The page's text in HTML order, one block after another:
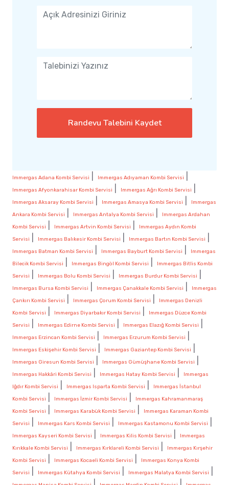
Randevu Talebini Kaydet
Immergas Adana Kombi Servisi Immergas Adıyaman Kombi Servisi
Immergas Afyonkarahisar Kombi Servisi Immergas Ağrı Kombi Servisi
Immergas Aksaray Kombi Servisi Immergas Amasya Kombi Servisi
Immergas
Ankara Kombi Servisi
Immergas Antalya Kombi Servisi
Immergas Ardahan
Kombi Servisi
Immergas Artvin Kombi Servisi
Immergas Aydın Kombi
Servisi
Immergas Balıkesir Kombi Servisi Immergas Bartın Kombi Servisi
Immergas Batman Kombi Servisi Immergas Bayburt Kombi Servisi
Immergas
Bilecik Kombi Servisi
Immergas Bingöl Kombi Servisi
Immergas Bitlis Kombi
Servisi
Immergas Bolu Kombi Servisi Immergas Burdur Kombi Servisi
Immergas Bursa Kombi Servisi Immergas Çanakkale Kombi Servisi
Immergas
Çankırı Kombi Servisi
Immergas Çorum Kombi Servisi
Immergas Denizli
Kombi Servisi
Immergas Diyarbakır Kombi Servisi
Immergas Düzce Kombi
Servisi
Immergas Edirne Kombi Servisi Immergas Elazığ Kombi Servisi
Immergas Erzincan Kombi Servisi Immergas Erzurum Kombi Servisi
Immergas Eskişehir Kombi Servisi Immergas Gaziantep Kombi Servisi
Immergas Giresun Kombi Servisi Immergas Gümüşhane Kombi Servisi
Immergas Hakkâri Kombi Servisi Immergas Hatay Kombi Servisi
Immergas
Iğdır Kombi Servisi
Immergas Isparta Kombi Servisi
Immergas İstanbul
Kombi Servisi
Immergas İzmir Kombi Servisi
Immergas Kahramanmaraş
Kombi Servisi
Immergas Karabük Kombi Servisi
Immergas Karaman Kombi
Servisi
Immergas Kars Kombi Servisi Immergas Kastamonu Kombi Servisi
Immergas Kayseri Kombi Servisi Immergas Kilis Kombi Servisi
Immergas
Kırıkkale Kombi Servisi
Immergas Kırklareli Kombi Servisi
Immergas Kırşehir
Kombi Servisi
Immergas Kocaeli Kombi Servisi
Immergas Konya Kombi
Servisi
Immergas Kütahya Kombi Servisi Immergas Malatya Kombi Servisi